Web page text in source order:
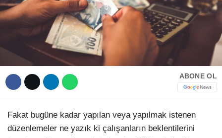
Facebook
Instagram
TikTok
ABONE OL
Fakat bugüne kadar yapılan veya yapılmak istenen
düzenlemeler ne yazık ki çalışanların beklentilerini